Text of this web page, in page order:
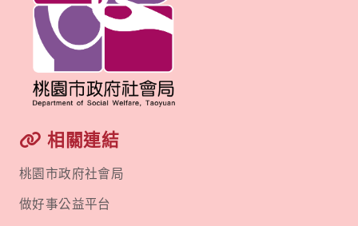
相關連結
桃園市政府社會局
做好事公益平台